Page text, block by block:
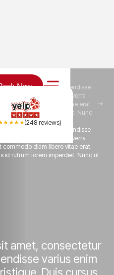
Now
adipiscing elit. Suspendisse
Duis cursus, mi quis viverra
diam libero vitae erat.
id rutrum lorem imperdiet. Nunc
adipiscing elit. Suspendisse
Duis cursus, mi quis viverra
commodo diam libero vitae erat.
id rutrum lorem imperdiet. Nunc ut
amet, consectetur
varius enim
(248 reviews)